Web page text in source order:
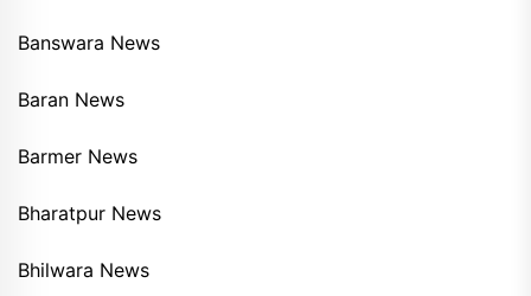
Banswara News
Baran News
Barmer News
Bharatpur News
Bhilwara News